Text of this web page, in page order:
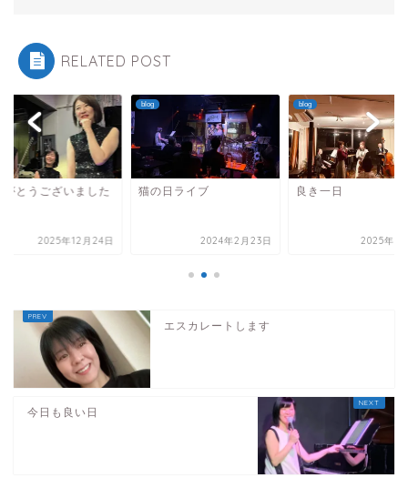
RELATED POST
日ライブ
2024年2月23日
blog
良き一日
2025年1月21日
blog
ありがとうございま
2025年12
エスカレートします
今日も良い日